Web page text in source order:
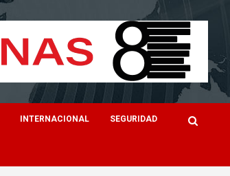
INTERNACIONAL SEGURIDAD